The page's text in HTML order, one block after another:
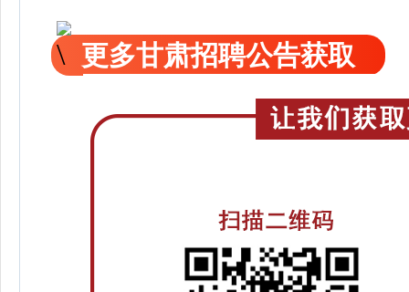
更多甘肃招聘公告获取